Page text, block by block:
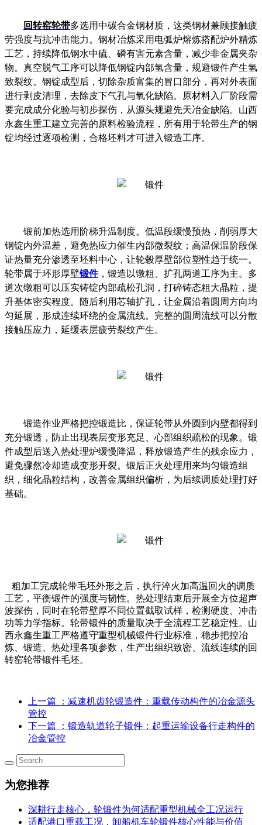
回转窑轮带多选用中碳合金钢材质，这类钢材兼顾接触疲
劳强度与抗冲击能力。钢材冶炼采用电弧炉熔炼搭配炉外精炼
工艺，持续降低钢水中硫、磷有害元素含量，减少非金属夹杂
物。真空脱气工序可以降低钢锭内部氢含量，规避锻件产生氢
致裂纹。钢锭成型后，切除杂质富集的冒口部分，再对外表面
进行剥皮清理，去除皮下气孔与氧化缺陷。原材料入厂阶段需
要完成成分化验与初步探伤，从源头规避先天冶金缺陷。山西
永鑫生重工建立完善的原料检验流程，所有用于轮带生产的钢
锭均经过逐项检测，合格坯料才可进入锻造工序。
锻前加热选用阶梯升温制度。低温段缓慢预热，削弱厚大
钢锭内外温差，避免热应力催生内部微裂纹；高温保温阶段保
证热量充分渗透至坯料中心，让轮毂厚壁部位塑性趋于统一。
轮带属于环形厚壁锻件，锻造以镦粗、扩孔两道工序为主。多
道次镦粗可以压实铸锭内部疏松孔洞，打碎铸态粗大晶粒，提
升基体密实程度。随后利用芯轴扩孔，让金属沿着圆周方向均
匀延展，形成连续环绕的金属流线。完整的圆周流线可以分散
接触压应力，延缓表层疲劳裂纹产生。
锻造作业严格把控锻造比，保证轮带从外圆到内壁都得到
充分锻透，防止出现表层变形充足、心部组织疏松的现象。锻
件成型后送入热处理炉缓慢降温，释放锻造产生的残余应力，
避免骤然冷却造成变形开裂。锻后正火处理用来均匀锻造组
织，细化晶粒结构，改善金属组织偏析，为后续调质处理打好
基础。
粗加工完成轮带毛坯外形之后，执行淬火加高温回火的调质
工艺，平衡锻件的强度与韧性。热处理结束后开展全方位超声
波探伤，同时在轮带壁厚不同位置截取试样，检测硬度、冲击
功等力学指标。轮带锻件的质量取决于全流程工艺稳定性。山
西永鑫生重工严格遵守重型机械锻件行业标准，稳步把控冶
炼、锻造、热处理各项参数，生产出组织致密、流线连续的回
转窑轮带锻件毛坯。
上一篇
：减速机齿轮锻造件：重载传动构件的冶金源头
管控
下一篇
：锻造轨道轮子锻件：起重运输设备行走构件的
冶金管控
为您推荐
深耕行走核心，轮锻件为何适配重型机械全工况运行
适配港口重载工况，卸船机车轮锻件核心性能与价值